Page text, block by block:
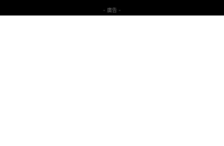
- 廣告 -